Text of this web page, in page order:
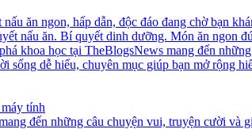
ăn ngon, hấp dẫn, độc đáo đang chờ bạn
nấu ăn. Bí quyết dinh dưỡng. Món ăn ngon
khoa học tại TheBlogsNews mang đến
sống dễ hiểu, chuyên mục giúp bạn mở rộng
tính
đến những câu chuyện vui, truyện cười và